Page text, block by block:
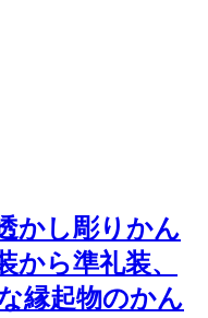
かし彫りかん
から準礼装、
縁起物のかん